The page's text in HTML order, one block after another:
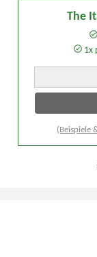
The
1x
(Beispiele